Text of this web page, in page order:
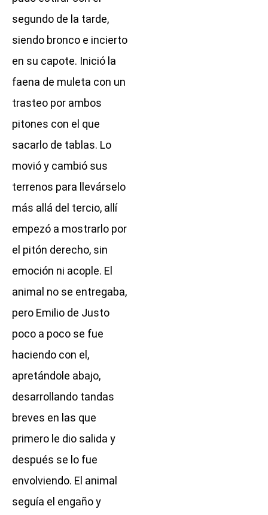
segundo de la tarde,
siendo bronco e incierto
en su capote. Inició la
faena de muleta con un
trasteo por ambos
pitones con el que
sacarlo de tablas. Lo
movió y cambió sus
terrenos para llevárselo
más allá del tercio, allí
empezó a mostrarlo por
el pitón derecho, sin
emoción ni acople. El
animal no se entregaba,
pero Emilio de Justo
poco a poco se fue
haciendo con el,
apretándole abajo,
desarrollando tandas
breves en las que
primero le dio salida y
después se lo fue
envolviendo. El animal
seguía el engaño y